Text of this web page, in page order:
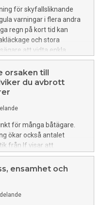
för skyfallsliknande
varningar i flera andra
regn på kort tid kan
och stora
att vidta enkla
skador.
orsaken till
du avbrott
för många båtägare.
ökar också antalet
från If visar att
till att svenska
Även sjunkning och
anledningarna till att
ensamhet och